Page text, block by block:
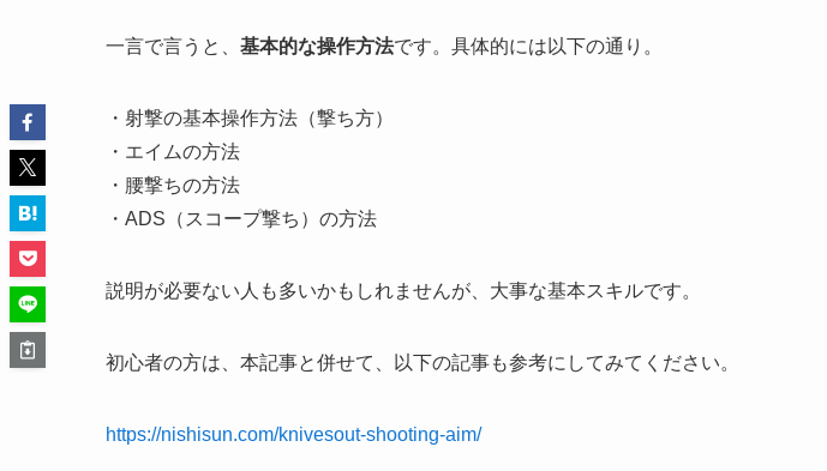
一言で言うと、 基本的な操作方法です。具体的には以下の通り。
・射撃の基本操作方法（撃ち方）
・エイムの方法
・腰撃ちの方法
・ADS（スコープ撃ち）の方法
説明が必要ない人も多いかもしれませんが、大事な基本スキルです。
初心者の方は、本記事と併せて、以下の記事も参考にしてみてください。
https://nishisun.com/knivesout-shooting-aim/